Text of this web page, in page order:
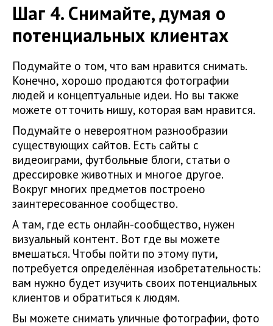
Шаг 4. Снимайте, думая о
потенциальных клиентах
Подумайте о том, что вам нравится снимать.
Конечно, хорошо продаются фотографии
людей и концептуальные идеи. Но вы также
можете отточить нишу, которая вам нравится.
Подумайте о невероятном разнообразии
существующих сайтов. Есть сайты с
видеоиграми, футбольные блоги, статьи о
дрессировке животных и многое другое.
Вокруг многих предметов построено
заинтересованное сообщество.
А там, где есть онлайн-сообщество, нужен
визуальный контент. Вот где вы можете
вмешаться. Чтобы пойти по этому пути,
потребуется определённая изобретательность:
вам нужно будет изучить своих потенциальных
клиентов и обратиться к людям.
Вы можете снимать уличные фотографии, фото